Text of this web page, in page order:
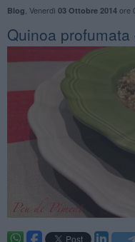
Blog Venerdì 03 Ottobre 2014ore
Quinoa